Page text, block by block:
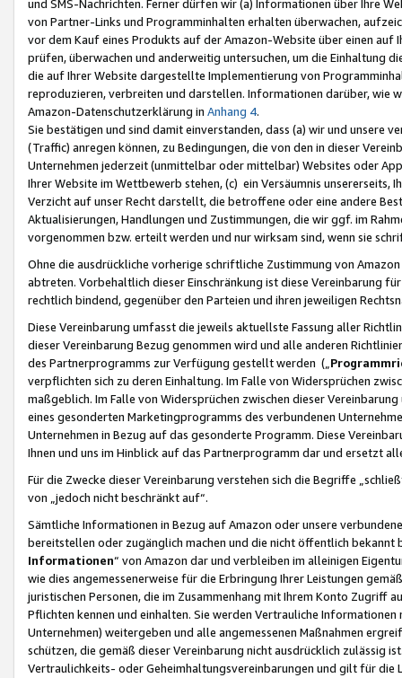
und SMS-Nachrichten. Ferner dürfen wir (a) Informationen über Ihre
von Partner-Links und Programminhalten erhalten überwachen,
vor dem Kauf eines Produkts auf der Amazon-Website über einen
prüfen, überwachen und anderweitig untersuchen, um die Einhaltung
die auf Ihrer Website dargestellte Implementierung von
reproduzieren, verbreiten und darstellen. Informationen darüber, wie
Amazon-Datenschutzerklärung in Anhang 4.
Sie bestätigen und sind damit einverstanden, dass (a) wir und
(Traffic) anregen können, zu Bedingungen, die von den in dieser
Unternehmen jederzeit (unmittelbar oder mittelbar) Websites oder
Ihrer Website im Wettbewerb stehen, (c) ein Versäumnis unsererseits,
Verzicht auf unser Recht darstellt, die betroffene oder eine andere
Aktualisierungen, Handlungen und Zustimmungen, die wir ggf. im
vorgenommen bzw. erteilt werden und nur wirksam sind, wenn sie
Ohne die ausdrückliche vorherige schriftliche Zustimmung von
abtreten. Vorbehaltlich dieser Einschränkung ist diese Vereinbarung
rechtlich bindend, gegenüber den Parteien und ihren jeweiligen
Diese Vereinbarung umfasst die jeweils aktuellste Fassung aller
dieser Vereinbarung Bezug genommen wird und alle anderen
des Partnerprogramms zur Verfügung gestellt werden („
verpflichten sich zu deren Einhaltung. Im Falle von Widersprüchen
maßgeblich. Im Falle von Widersprüchen zwischen dieser
eines gesonderten Marketingprogramms des verbundenen
Unternehmen in Bezug auf das gesonderte Programm. Diese
Ihnen und uns im Hinblick auf das Partnerprogramm dar und ersetzt
Für die Zwecke dieser Vereinbarung verstehen sich die Begriffe
von „jedoch nicht beschränkt auf“.
Sämtliche Informationen in Bezug auf Amazon oder unsere
bereitstellen oder zugänglich machen und die nicht öffentlich
Informationen“ von Amazon dar und verbleiben im alleinigen
wie dies angemessenerweise für die Erbringung Ihrer Leistungen
juristischen Personen, die im Zusammenhang mit Ihrem Konto
Pflichten kennen und einhalten. Sie werden Vertrauliche
Unternehmen) weitergeben und alle angemessenen Maßnahmen
schützen, die gemäß dieser Vereinbarung nicht ausdrücklich zulässig
Vertraulichkeits- oder Geheimhaltungsvereinbarungen und gilt für die